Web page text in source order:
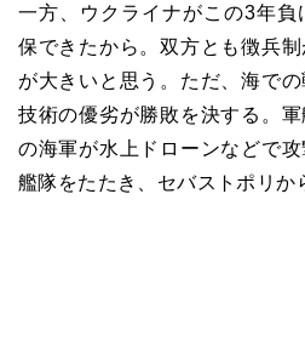
一方、ウクライナがこの3年
保できたから。双方とも徴兵
が大きいと思う。ただ、海で
技術の優劣が勝敗を決する。
の海軍が水上ドローンなどで
艦隊をたたき、セバストポリか